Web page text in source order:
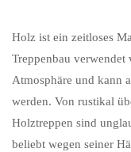
Holz ist ein zeitloses
Treppenbau verwendet
Atmosphäre und kann
werden. Von rustikal
Holztreppen sind
beliebt wegen seiner